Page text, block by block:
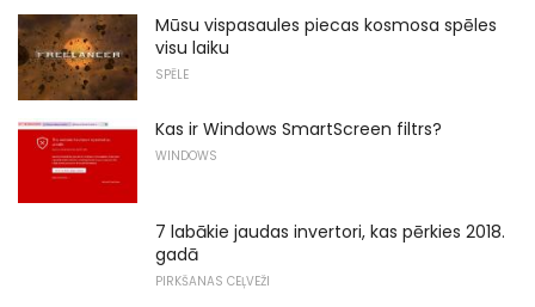
Mūsu vispasaules piecas kosmosa spēles
visu laiku
SPĒLE
Kas ir Windows SmartScreen filtrs?
WINDOWS
7 labākie jaudas invertori, kas pērkies 2018.
gadā
PIRKŠANAS CEĻVEŽI